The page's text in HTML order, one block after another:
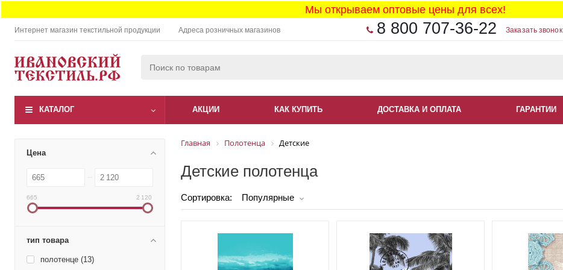
Мы открываем оптовые цены для всех!
Интернет магазин текстильной продукции Адреса розничных магазинов 8 800 707-36-22 Заказать звонок
КАТАЛОГ АКЦИИ КАК КУПИТЬ ДОСТАВКА И ОПЛАТА ГАРАНТИИ
Цена
665 2 120
тип товара
полотенце (13)
Главная Полотенца Детские
Детские полотенца
Сортировка: Популярные